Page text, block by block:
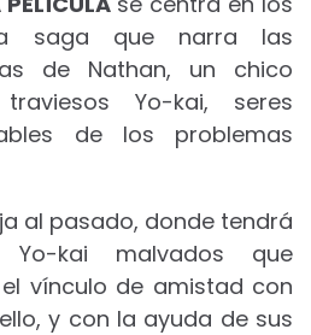
saga que narra las
de Nathan, un chico
Yo-kai, seres
de los problemas
al pasado, donde tendrá
kai malvados que
vínculo de amistad con
y con la ayuda de sus